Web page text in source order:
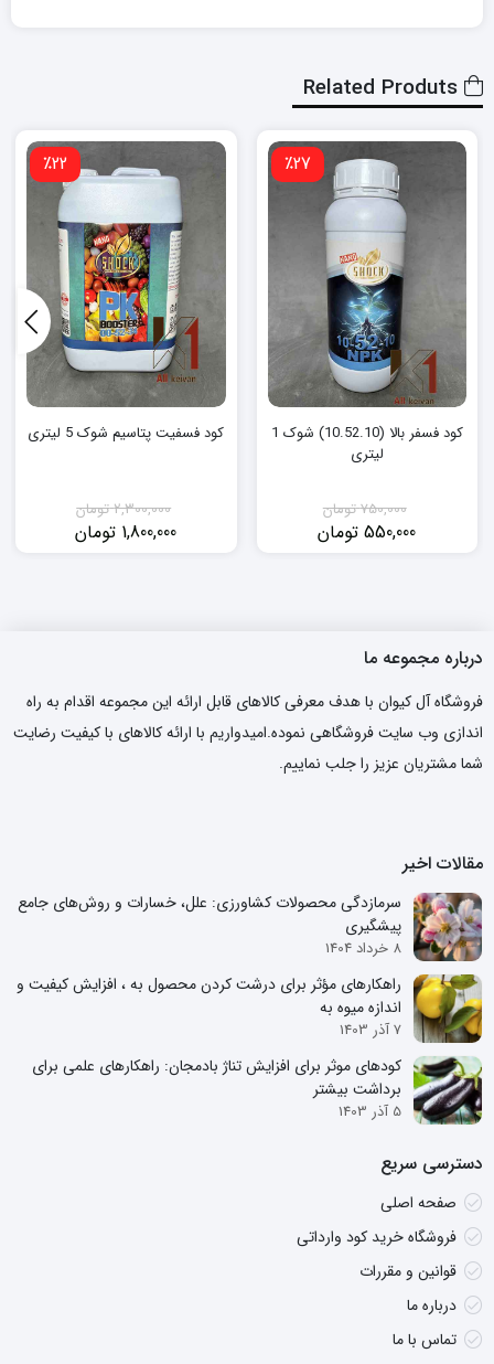
٪27
کود فسفر بالا (10.52.10) شوک 1
لیتری
750,000تومان
قیمت
550,000 تومان
قیمت
٪22
کود فسفیت پتاسیم شوک 5 لیتری
2,300,000تومان
قیمت
1,800,000 تومان
قیمت
درباره مجموعه ما
فروشگاه آل کیوان با هدف معرفی کالاهای قابل ارائه این مجموعه اقدام به راه
اندازی وب سایت فروشگاهی نموده.امیدواریم با ارائه کالاهای با کیفیت رضایت
شما مشتریان عزیز را جلب نماییم.
مقالات اخیر
سرمازدگی محصولات کشاورزی: علل، خسارات و روش‌های جامع
پیشگیری
8 خرداد 1404
راهکارهای مؤثر برای درشت کردن محصول به ، افزایش کیفیت و
اندازه میوه به
7 آذر 1403
کودهای موثر برای افزایش تناژ بادمجان: راهکارهای علمی برای
برداشت بیشتر
5 آذر 1403
دسترسی سریع
صفحه اصلی
فروشگاه خرید کود وارداتی
قوانین و مقررات
درباره ما
تماس با ما